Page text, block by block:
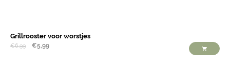
Grillrooster voor worstjes
€6,99 €5,99